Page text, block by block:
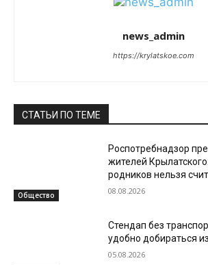
news_admin
https://krylatskoe.com
СТАТЬИ ПО ТЕМЕ
Общество
Роспотребнадзор
жителей
родников нельзя
08.08.2026
Стендап без
удобно добираться
05.08.2026